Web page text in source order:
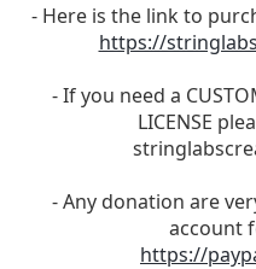
- Here is the link to
https://
- If you need a
LICENSE
- Any donation are
account
https://